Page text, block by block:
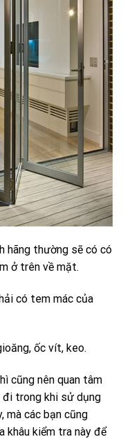
hãng thường sẽ có có
ở trên về mặt.
có tem mác của
ốc vít, keo.
cũng nên quan tâm
đi trong khi sử dụng
mà các bạn cũng
khâu kiểm tra này để